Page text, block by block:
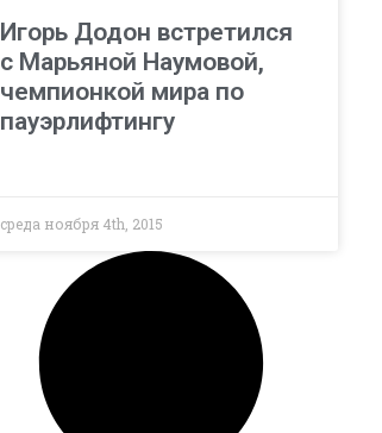
Игорь Додон встретился
с Марьяной Наумовой,
чемпионкой мира по
пауэрлифтингу
среда ноября 4th, 2015